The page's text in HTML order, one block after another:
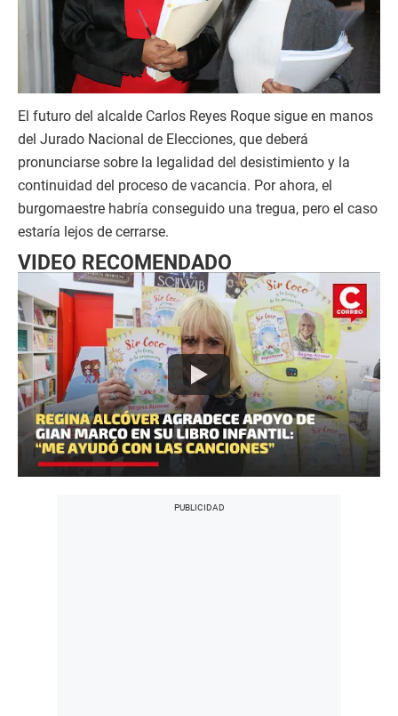
El futuro del alcalde Carlos Reyes Roque sigue en manos
del Jurado Nacional de Elecciones, que deberá
pronunciarse sobre la legalidad del desistimiento y la
continuidad del proceso de vacancia. Por ahora, el
burgomaestre habría conseguido una tregua, pero el caso
estaría lejos de cerrarse.
VIDEO RECOMENDADO